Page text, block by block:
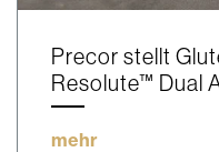
Precor stellt
Resolute™ Dual
mehr